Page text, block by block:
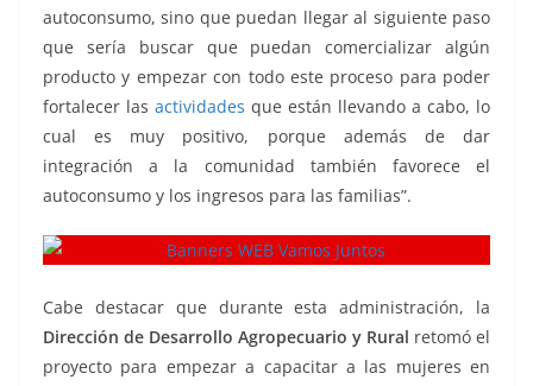
autoconsumo, sino que puedan llegar al siguiente paso
que sería buscar que puedan comercializar algún
producto y empezar con todo este proceso para poder
fortalecer las actividades que están llevando a cabo, lo
cual es muy positivo, porque además de dar
integración a la comunidad también favorece el
autoconsumo y los ingresos para las familias”.
Cabe destacar que durante esta administración, la
Dirección de Desarrollo Agropecuario y Rural retomó el
proyecto para empezar a capacitar a las mujeres en